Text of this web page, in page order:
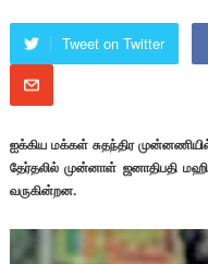
Tweet on Twitter
ஐக்கிய மக்கள் சுதந்திர
தேர்தலில் முன்னாள் ஜனாதிபதி
வருகின்றன.